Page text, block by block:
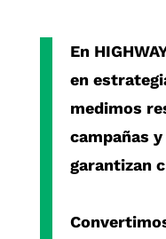
En
en
medimos
campañas
garantizan